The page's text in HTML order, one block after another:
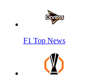
F1 Top News